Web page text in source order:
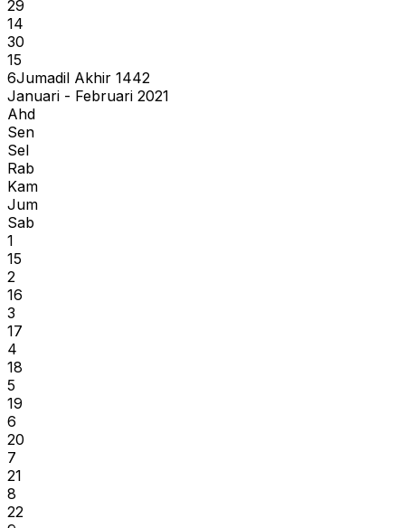
29
14
30
15
6Jumadil Akhir 1442
Januari - Februari 2021
Ahd
Sen
Sel
Rab
Kam
Jum
Sab
1
15
2
16
3
17
4
18
5
19
6
20
7
21
8
22